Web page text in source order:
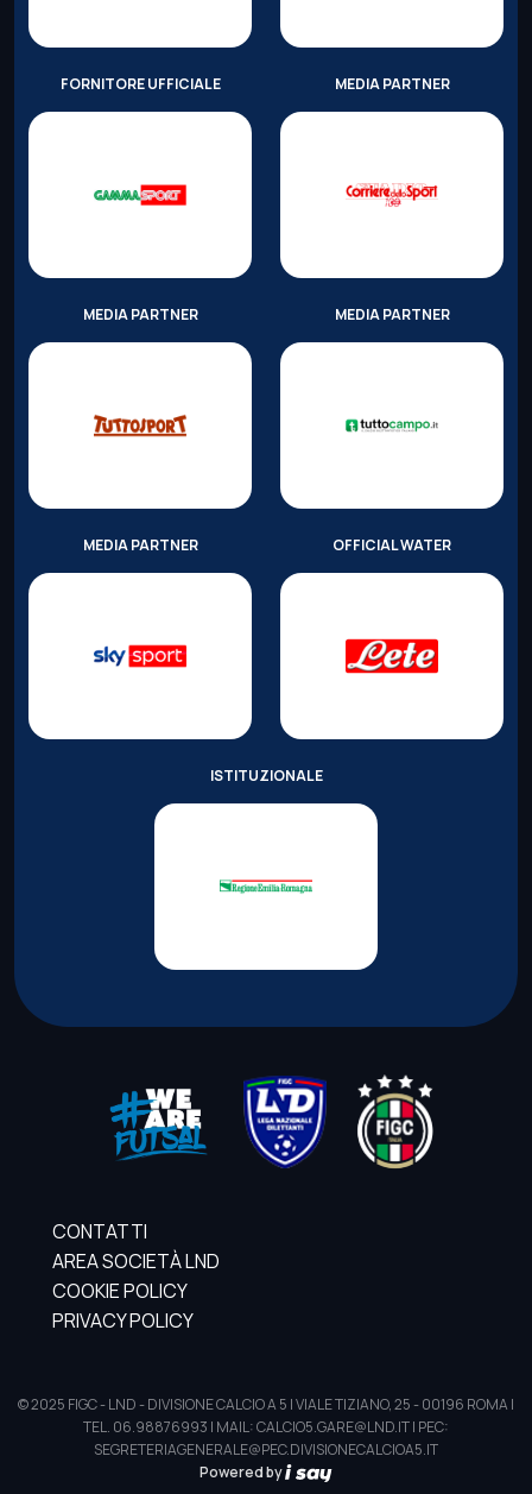
FORNITORE UFFICIALE MEDIA PARTNER
MEDIA PARTNER MEDIA PARTNER
MEDIA PARTNER OFFICIAL WATER
ISTITUZIONALE
CONTATTI
AREA SOCIETÀ LND
COOKIE POLICY
PRIVACY POLICY
© 2025 FIGC - LND - DIVISIONE CALCIO A 5 | VIALE TIZIANO, 25 - 00196 ROMA |
TEL. 06.98876993 | MAIL: CALCIO5.GARE@LND.IT | PEC:
SEGRETERIAGENERALE@PEC.DIVISIONECALCIOA5.IT
Powered by